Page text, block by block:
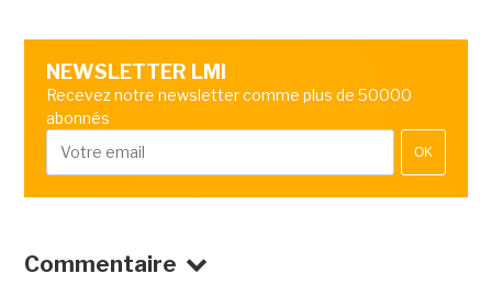
NEWSLETTER LMI
Recevez notre newsletter comme plus de 50000
abonnés
OK
Commentaire